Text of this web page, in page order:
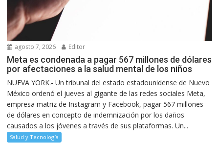
agosto 7, 2026 Editor
Meta es condenada a pagar 567 millones de dólares
por afectaciones a la salud mental de los niños
NUEVA YORK.- Un tribunal del estado estadounidense de Nuevo
México ordenó el jueves al gigante de las redes sociales Meta,
empresa matriz de Instagram y Facebook, pagar 567 millones
de dólares en concepto de indemnización por los daños
causados a los jóvenes a través de sus plataformas. Un...
Salud y Tecnología